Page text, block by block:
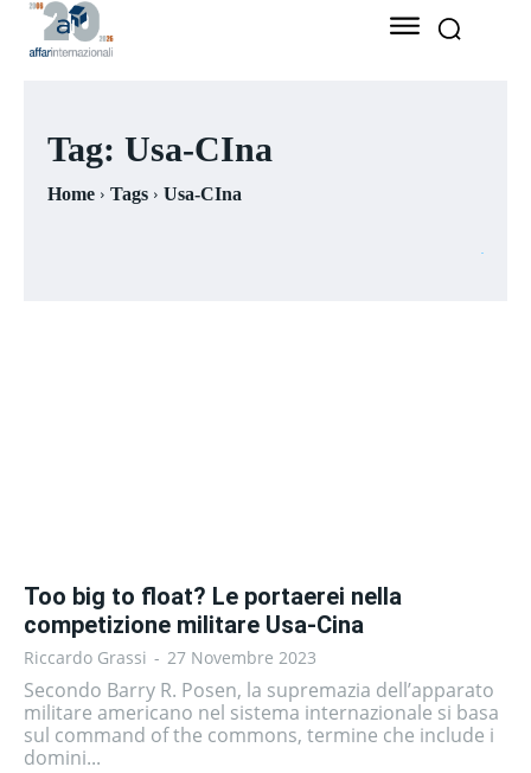
Tag: Usa-CIna
Home Tags Usa-CIna
Too big to float? Le portaerei nella
competizione militare Usa-Cina
Riccardo Grassi - 27 Novembre 2023
Secondo Barry R. Posen, la supremazia dell’apparato
militare americano nel sistema internazionale si basa
sul command of the commons, termine che include i
domini...